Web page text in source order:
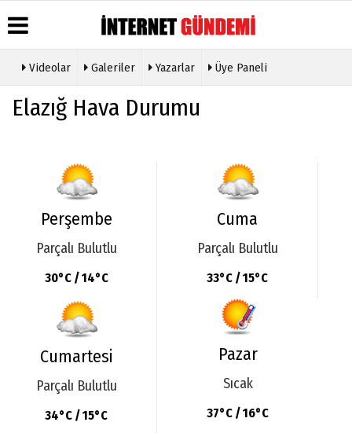
Üye Paneli
Haber
Arşivi
Günün
Haberleri
Durumu
Galeri
Etkinlikler
Videolar Galeriler Yazarlar Üye Paneli
Elazığ Hava Durumu
Perşembe
Parçalı Bulutlu
30°C / 14°C
Cuma
Parçalı Bulutlu
33°C / 15°C
Cumartesi
Parçalı Bulutlu
34°C / 15°C
Pazar
Sıcak
37°C / 16°C